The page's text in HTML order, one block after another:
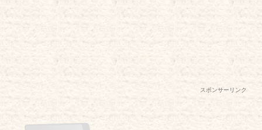
スポンサーリンク